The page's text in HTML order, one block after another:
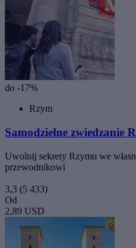
do -17%
Rzym
Samodzielne zwiedzanie
Uwolnij sekrety Rzymu we
przewodnikowi
3,3 (5 433)
Od
2,89 USD